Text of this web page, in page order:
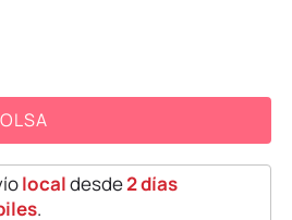
localdesde2 días
.